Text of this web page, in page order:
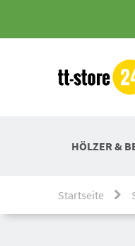
HÖLZER &
Startseite